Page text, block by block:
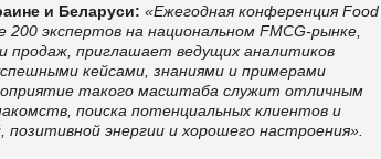
и Беларуси: «Ежегодная конференция Food
экспертов на национальном FMCG-рынке,
продаж, приглашает ведущих аналитиков
кейсами, знаниями и примерами
такого масштаба служит отличным
поиска потенциальных клиентов и
позитивной энергии и хорошего настроения».